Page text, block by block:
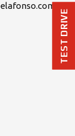
TEST DRIVE